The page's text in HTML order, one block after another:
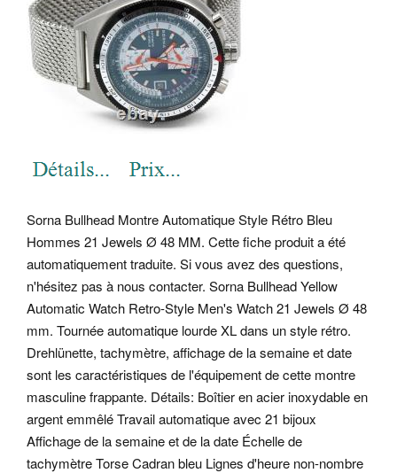
Sorna Bullhead Montre Automatique Style Rétro Bleu
Hommes 21 Jewels Ø 48 MM. Cette fiche produit a été
automatiquement traduite. Si vous avez des questions,
n'hésitez pas à nous contacter. Sorna Bullhead Yellow
Automatic Watch Retro-Style Men's Watch 21 Jewels Ø 48
mm. Tournée automatique lourde XL dans un style rétro.
Drehlünette, tachymètre, affichage de la semaine et date
sont les caractéristiques de l'équipement de cette montre
masculine frappante. Détails: Boîtier en acier inoxydable en
argent emmêlé Travail automatique avec 21 bijoux
Affichage de la semaine et de la date Échelle de
tachymètre Torse Cadran bleu Lignes d'heure non-nombre